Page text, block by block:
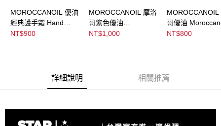
「AFTEE先享後付」，若未經同意申辦者引起之損失，本公司不負相關責
任。
４．使用「AFTEE先享後付」時，將依據個別帳號之用戶狀況，依本公司即
時審查核予不同之上限額度；若仍有額度不足之情形，本公司將視審查結果
MOROCCANOIL 優油
經典護手霜 Hand
Cream Fragrance
NT$900
MOROCCANOIL 摩洛
哥紫色優油
Moroccanoil
NT$1,000
MOROCCANOIL
哥優油
Treatment
NT$800
詳細說明 相關推薦